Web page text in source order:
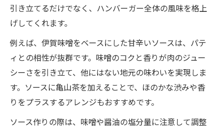
引き立てるだけでなく、ハンバーガー全体の風味を格上
げしてくれます。
例えば、伊賀味噌をベースにした甘辛いソースは、パテ
ィとの相性が抜群です。味噌のコクと香りが肉のジュー
シーさを引き立て、他にはない地元の味わいを実現しま
す。ソースに亀山茶を加えることで、ほのかな渋みや香
りをプラスするアレンジもおすすめです。
ソース作りの際は、味噌や醤油の塩分量に注意して調整